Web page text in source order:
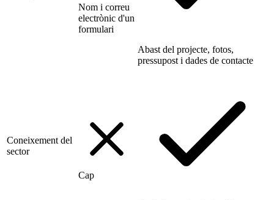
Nom i correu
electrònic d'un
formulari
Abast del projecte, fotos,
pressupost i dades de contacte
Coneixement del
sector
Cap